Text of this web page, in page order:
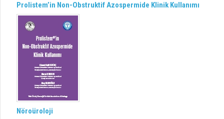
Prolistem’in Non-Obstruktif Azospermide Klinik Kullanımı
Nöroüroloji